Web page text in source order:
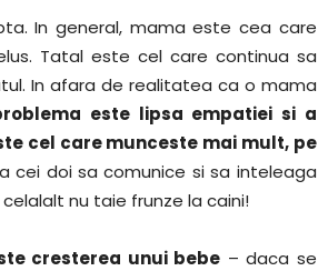
In general, mama este cea care
Tatal este cel care continua sa
In afara de realitatea ca o mama
este lipsa empatiei si a
cel care munceste mai mult, pe
cei doi sa comunice si sa inteleaga
nu taie frunze la caini!
cresterea unui bebe – daca se